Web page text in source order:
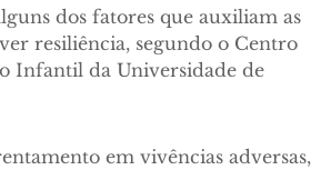
dos fatores que auxiliam as
resiliência, segundo o Centro
Infantil da Universidade de
em vivências adversas,